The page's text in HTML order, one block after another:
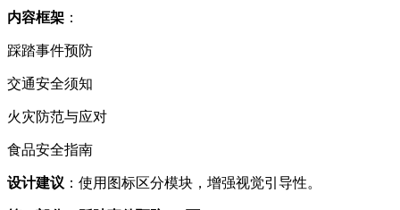
内容框架 ：
踩踏事件预防
交通安全须知
火灾防范与应对
食品安全指南
设计建议 ：使用图标区分模块，增强视觉引导性。